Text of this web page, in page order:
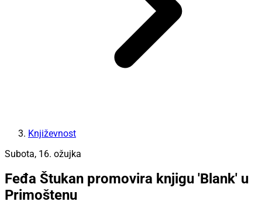
Književnost
Subota, 16. ožujka
Feđa Štukan promovira knjigu 'Blank' u
Primoštenu